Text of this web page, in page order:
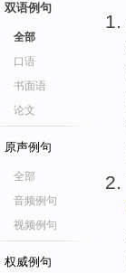
双语例句
全部
口语
书面语
论文
原声例句
全部
音频例句
视频例句
权威例句